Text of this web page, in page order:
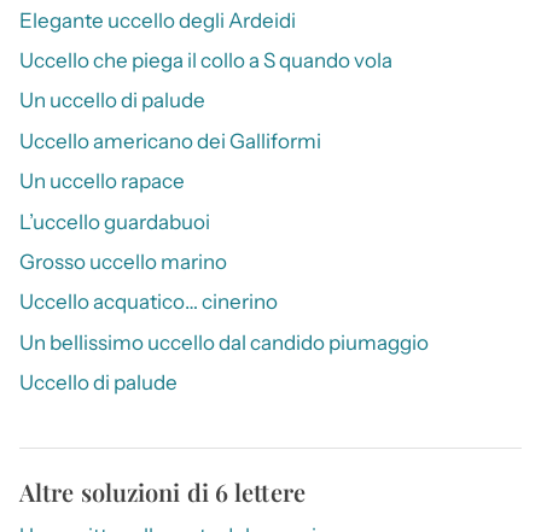
Elegante uccello degli Ardeidi
Uccello che piega il collo a S quando vola
Un uccello di palude
Uccello americano dei Galliformi
Un uccello rapace
L’uccello guardabuoi
Grosso uccello marino
Uccello acquatico… cinerino
Un bellissimo uccello dal candido piumaggio
Uccello di palude
Altre soluzioni di 6 lettere